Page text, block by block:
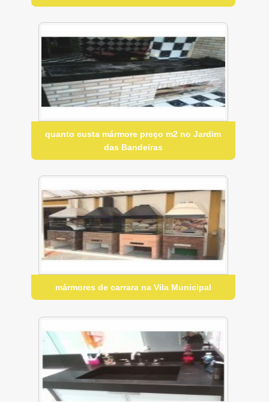
quanto custa mármore preço m2 no Jardim
das Bandeiras
mármores de carrara na Vila Municipal